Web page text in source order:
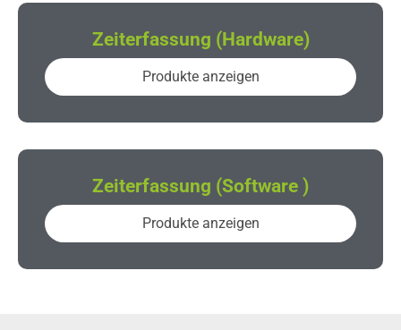
Zeiterfassung (Hardware)
Produkte anzeigen
Zeiterfassung (Software )
Produkte anzeigen